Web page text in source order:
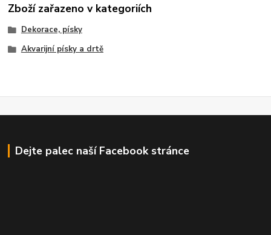
Zboží zařazeno v kategoriích
Dekorace, písky
Akvarijní písky a drtě
Dejte palec naší Facebook stránce